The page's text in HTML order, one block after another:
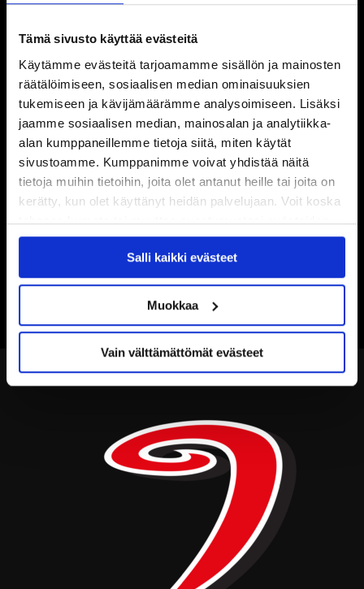
Tämä sivusto käyttää evästeitä
Käytämme evästeitä tarjoamamme sisällön ja mainosten
räätälöimiseen, sosiaalisen median ominaisuuksien
tukemiseen ja kävijämäärämme analysoimiseen. Lisäksi
jaamme sosiaalisen median, mainosalan ja analytiikka-
alan kumppaneillemme tietoja siitä, miten käytät
sivustoamme. Kumppanimme voivat yhdistää näitä
tietoja muihin tietoihin, joita olet antanut heille tai joita on
kerätty, kun olet käyttänyt heidän palvelujaan. Voit koska
tahansa kumota tai muuttaa suostumustasi evästeiden
käytöstäEvästeet-sivultamme.
Salli kaikki evästeet
Muokkaa
Vain välttämättömät evästeet